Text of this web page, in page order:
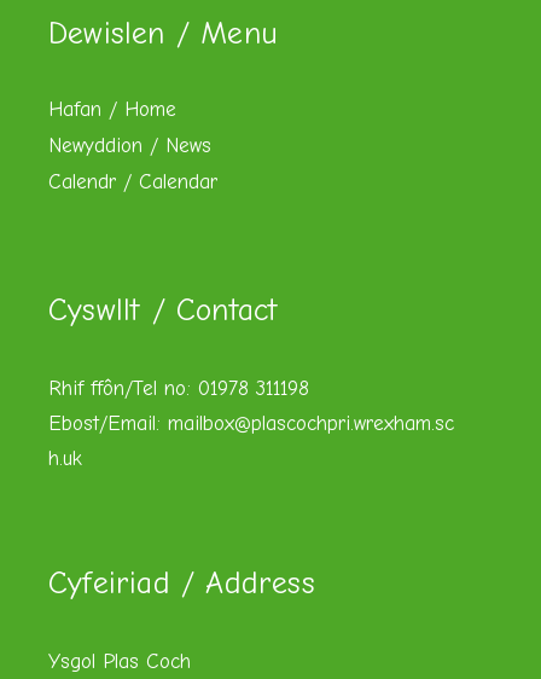
Dewislen / Menu
Hafan / Home
Newyddion / News
Calendr / Calendar
Cyswllt / Contact
Rhif ffôn/Tel no: 01978 311198
Ebost/Email: mailbox@plascochpri.wrexham.sc
h.uk
Cyfeiriad / Address
Ysgol Plas Coch